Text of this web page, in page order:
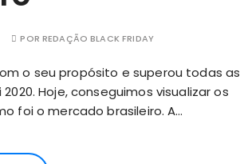
POR REDAÇÃO BLACK FRIDAY
o seu propósito e superou todas as
Hoje, conseguimos visualizar os
foi o mercado brasileiro. A…